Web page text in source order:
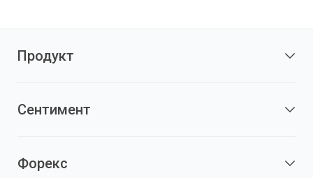
Продукт
Сентимент
Форекс